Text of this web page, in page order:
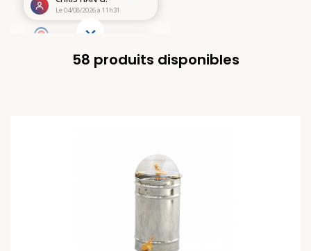
58 produits disponibles